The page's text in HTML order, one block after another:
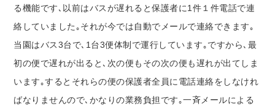
る機能です､以前はバスが遅れると保護者に1件１件電話で連
絡していました｡それが今では自動でメールで連絡できます｡
当園はバス3台で､1台3便体制で運行しています｡ですから､最
初の便で遅れが出ると､次の便もその次の便も遅れが出てしま
います｡するとそれらの便の保護者全員に電話連絡をしなけれ
ばなりませんので､かなりの業務負担です｡一斉メールによる